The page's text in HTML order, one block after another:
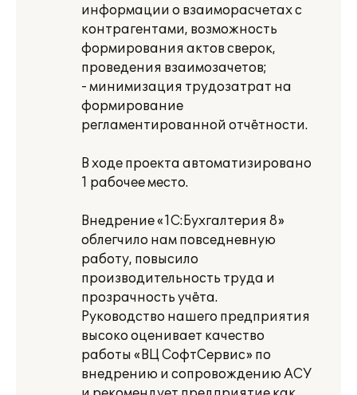
информации о взаиморасчетах с
контрагентами, возможность
формирования актов сверок,
проведения взаимозачетов;
- минимизация трудозатрат на
формирование
регламентированной отчётности.
В ходе проекта автоматизировано
1 рабочее место.
Внедрение «1С:Бухгалтерия 8»
облегчило нам повседневную
работу, повысило
производительность труда и
прозрачность учёта.
Руководство нашего предприятия
высоко оценивает качество
работы «ВЦ СофтСервис» по
внедрению и сопровождению АСУ